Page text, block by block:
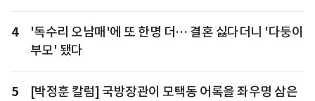
4
'독수리 오남매'에 또 한명 더… 결혼 싫다더니 '다둥이
부모' 됐다
5
[박정훈 칼럼] 국방장관이 모택동 어록을 좌우명 삼은